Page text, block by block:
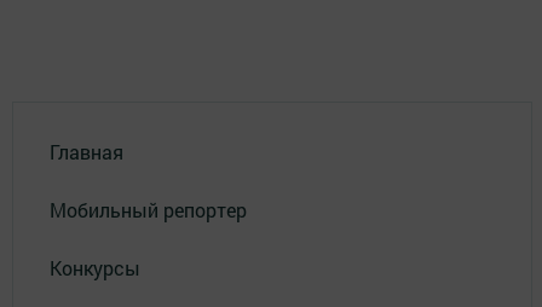
Главная
Мобильный репортер
Конкурсы